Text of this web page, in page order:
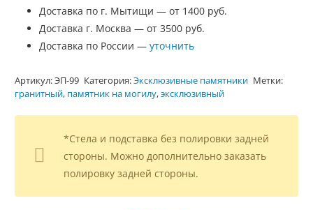
Доставка по г. Мытищи — от 1400 руб.
Доставка г. Москва — от 3500 руб.
Доставка по России — уточнить
Артикул:ЭП-99 Категория:Эксклюзивные памятники Метки:
гранитный, памятник на могилу,эксклюзивный
*Стела и подставка без полировки задней
стороны. Можно дополнительно заказать
полировку задней стороны.